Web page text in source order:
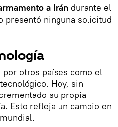
a Irán durante el
presentó ninguna solicitud
otros países como el
Hoy, sin
su propia
Esto refleja un cambio en